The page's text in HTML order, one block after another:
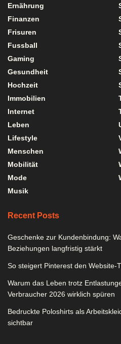
Ernährung
Finanzen
Frisuren
Fussball
Gaming
Gesundheit
Hochzeit
Immobilien
Internet
Leben
Lifestyle
Menschen
Mobilität
Mode
Musik
Recent Posts
Geschenke zur Kundenbindung:
Beziehungen langfristig stärkt
So steigert Pinterest den Website-
Warum das Leben trotz
Verbraucher 2026 wirklich spüren
Bedruckte Poloshirts als
sichtbar